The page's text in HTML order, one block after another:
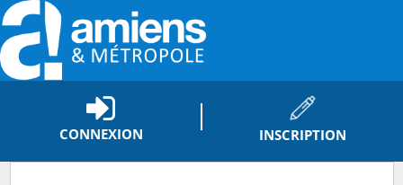
CONNEXION INSCRIPTION